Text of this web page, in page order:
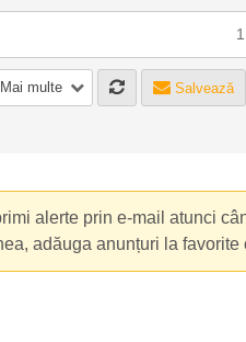
Mai multe Salvează
alerte prin e-mail atunci
adăuga anunțuri la